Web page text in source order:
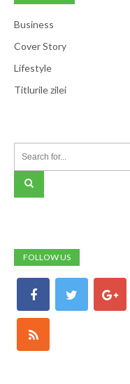
Business
Cover Story
Lifestyle
Titlurile zilei
FOLLOW US